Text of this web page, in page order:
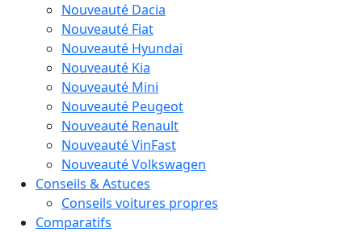
Nouveauté Dacia
Nouveauté Fiat
Nouveauté Hyundai
Nouveauté Kia
Nouveauté Mini
Nouveauté Peugeot
Nouveauté Renault
Nouveauté VinFast
Nouveauté Volkswagen
Conseils & Astuces
Conseils voitures propres
Comparatifs